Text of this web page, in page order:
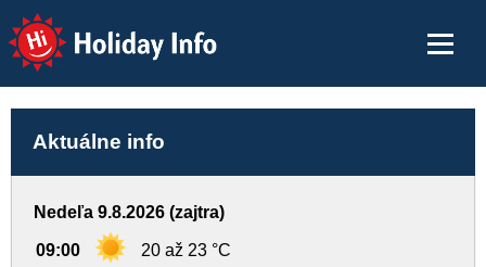
Holiday Info
Aktuálne info
Nedeľa 9.8.2026 (zajtra)
09:00 20 až 23 °C